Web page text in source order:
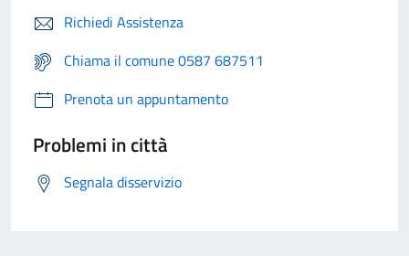
Richiedi Assistenza
Chiama il comune 0587 687511
Prenota un appuntamento
Problemi in città
Segnala disservizio